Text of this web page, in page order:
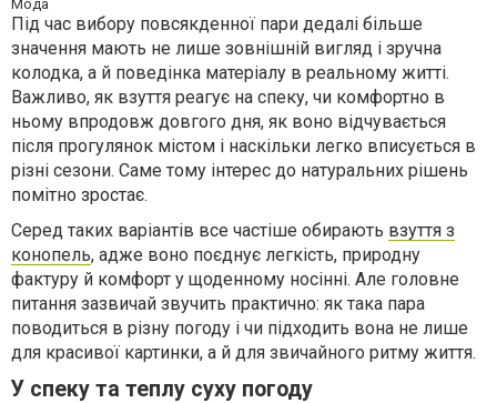
Мода
Під час вибору повсякденної пари дедалі більше
значення мають не лише зовнішній вигляд і зручна
колодка, а й поведінка матеріалу в реальному житті.
Важливо, як взуття реагує на спеку, чи комфортно в
ньому впродовж довгого дня, як воно відчувається
після прогулянок містом і наскільки легко вписується в
різні сезони. Саме тому інтерес до натуральних рішень
помітно зростає.
Серед таких варіантів все частіше обирають взуття з
конопель, адже воно поєднує легкість, природну
фактуру й комфорт у щоденному носінні. Але головне
питання зазвичай звучить практично: як така пара
поводиться в різну погоду і чи підходить вона не лише
для красивої картинки, а й для звичайного ритму життя.
У спеку та теплу суху погоду